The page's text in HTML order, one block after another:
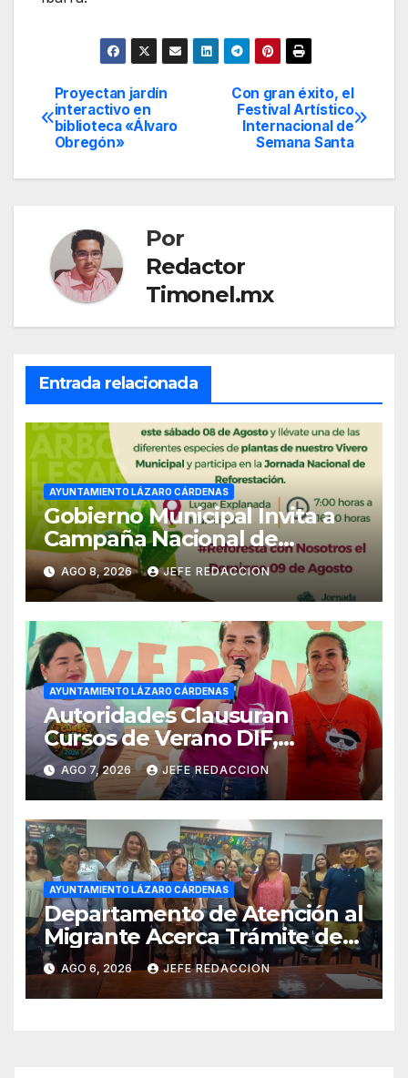
Navegación
de
entradas
Con gran éxito, el
Festival Artístico
Internacional de
Semana Santa
Proyectan jardín
interactivo en
biblioteca «Álvaro
Obregón»
Por
Redactor
Timonel.mx
Entrada relacionada
AYUNTAMIENTO LÁZARO CÁRDENAS
Gobierno Municipal Invita a
Campaña Nacional de
Reforestación
AGO 8, 2026 JEFE REDACCION
AYUNTAMIENTO LÁZARO CÁRDENAS
Autoridades Clausuran
Cursos de Verano DIF,
Seguridad Pública y Casa de
Cultura 2026
AGO 7, 2026 JEFE REDACCION
AYUNTAMIENTO LÁZARO CÁRDENAS
Departamento de Atención al
Migrante Acerca Trámite de
Pasaportes Estadounidenses
a Residentes de Lázaro
Cárdenas
AGO 6, 2026 JEFE REDACCION